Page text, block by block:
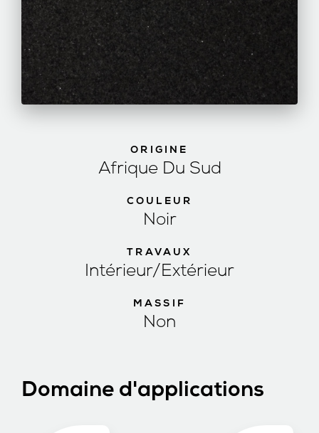
ORIGINE
Afrique Du Sud
COULEUR
Noir
TRAVAUX
Intérieur/Extérieur
MASSIF
Non
Domaine d'applications